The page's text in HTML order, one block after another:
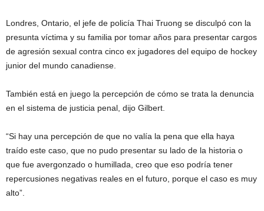
Londres, Ontario, el jefe de policía Thai Truong se disculpó con la
presunta víctima y su familia por tomar años para presentar cargos
de agresión sexual contra cinco ex jugadores del equipo de hockey
junior del mundo canadiense.
También está en juego la percepción de cómo se trata la denuncia
en el sistema de justicia penal, dijo Gilbert.
“Si hay una percepción de que no valía la pena que ella haya
traído este caso, que no pudo presentar su lado de la historia o
que fue avergonzado o humillada, creo que eso podría tener
repercusiones negativas reales en el futuro, porque el caso es muy
alto”.